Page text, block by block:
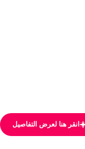
انقر هنا لعرض التفاصيل